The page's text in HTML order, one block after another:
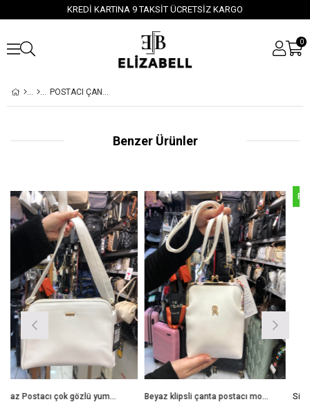
KREDİ KARTINA 9 TAKSİT ÜCRETSİZ KARGO
0
POSTACI ÇANTA
Benzer Ürünler
Beyaz Postacı çok gözlü yumuşak deri nas bags ebat 27cm20 Beyaz klipsli çanta postacı model ebat 20cm15
Fırsat Ürünü